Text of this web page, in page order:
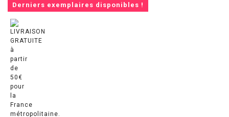
Derniers exemplaires disponibles !